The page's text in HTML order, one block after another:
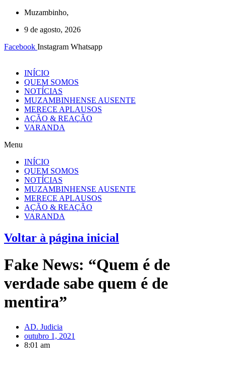
Muzambinho,
9 de agosto, 2026
Facebook Instagram Whatsapp
INÍCIO
QUEM SOMOS
NOTÍCIAS
MUZAMBINHENSE AUSENTE
MERECE APLAUSOS
AÇÃO & REAÇÃO
VARANDA
Menu
INÍCIO
QUEM SOMOS
NOTÍCIAS
MUZAMBINHENSE AUSENTE
MERECE APLAUSOS
AÇÃO & REAÇÃO
VARANDA
Voltar à página inicial
Fake News: “Quem é de
verdade sabe quem é de
mentira”
AD. Judicia
outubro 1, 2021
8:01 am